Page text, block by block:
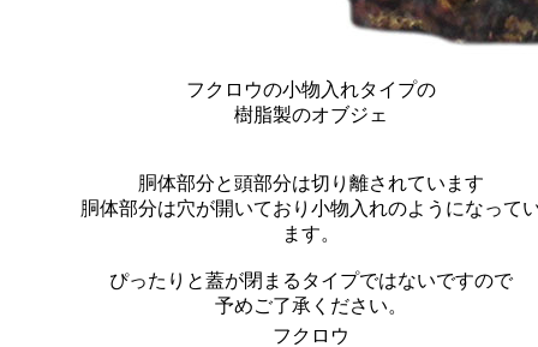
フクロウの小物入れタイプの
樹脂製のオブジェ
胴体部分と頭部分は切り離されています
胴体部分は穴が開いており小物入れのようになって
ます。
ぴったりと蓋が閉まるタイプではないですので
予めご了承ください。
フクロウ